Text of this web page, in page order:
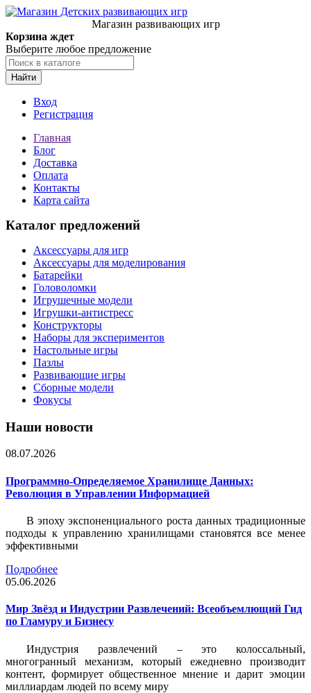
Магазин развивающих игр
Корзина ждет
Выберите любое предложение
Найти
Вход
Регистрация
Главная
Блог
Доставка
Оплата
Контакты
Карта сайта
Каталог предложений
Аксессуары для игр
Аксессуары для моделирования
Батарейки
Головоломки
Игрушечные модели
Игрушки-антистресс
Конструкторы
Наборы для экспериментов
Настольные игры
Пазлы
Развивающие игры
Сборные модели
Фокусы
Наши новости
08.07.2026
Программно-Определяемое Хранилище Данных:
Революция в Управлении Информацией
В эпоху экспоненциального роста данных традиционные
подходы к управлению хранилищами становятся все менее
эффективными
Подробнее
05.06.2026
Мир Звёзд и Индустрии Развлечений: Всеобъемлющий Гид
по Гламуру и Бизнесу
Индустрия развлечений – это колоссальный,
многогранный механизм, который ежедневно производит
контент, формирует общественное мнение и дарит эмоции
миллиардам людей по всему миру